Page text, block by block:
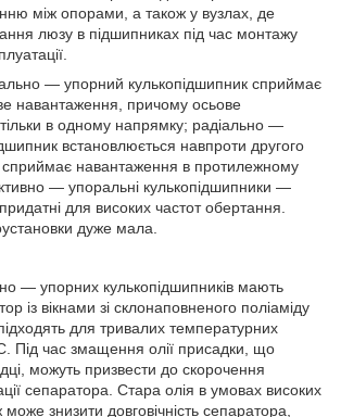
між опорами, а також у вузлах, де
люзу в підшипниках під час монтажу
— упорний кулькопідшипник сприймає
навантаження, причому осьове
в одному напрямку; радіально —
встановлюється навпроти другого
сприймає навантаження в протилежному
— упоральні кулькопідшипники —
для високих частот обертання.
дуже мала.
— упорних кулькопідшипників мають
із вікнами зі склонаповненого поліаміду
для тривалих температурних
Під час змащення олії присадки, що
можуть призвести до скорочення
сепаратора. Стара олія в умовах високих
знизити довговічність сепаратора,